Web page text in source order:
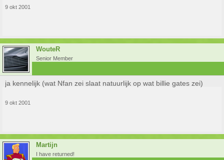
9 okt 2001
WouteR
Senior Member
ja kennelijk (wat Nfan zei slaat natuurlijk op wat billie gates zei)
9 okt 2001
Martijn
I have returned!